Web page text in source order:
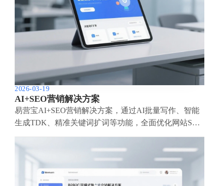
2026-03-19
AI+SEO营销解决方案
易营宝AI+SEO营销解决方案，通过AI批量写作、智能
生成TDK、精准关键词扩词等功能，全面优化网站SEO
效果，提升流量与转化率。助力企业构建高效智能网站
新生态。